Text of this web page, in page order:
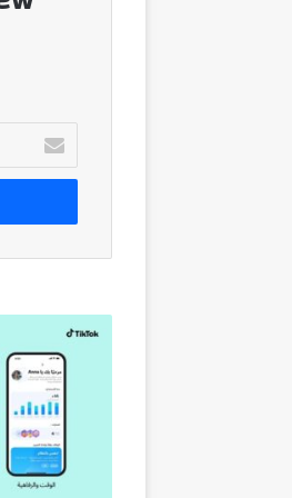
بريدك
الإلكتروني